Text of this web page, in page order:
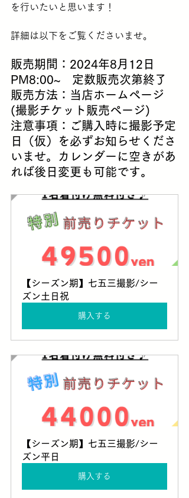
を行いたいと思います！
詳細は以下をご覧くださいませ。
販売期間：2024年8月12日
PM8:00~　定数販売次第終了
販売方法：当店ホームページ
(撮影チケット販売ページ)
注意事項：ご購入時に撮影予定
日（仮）を必ずお知らせくださ
いませ。カレンダーに空きがあ
れば後日変更も可能です。
【シーズン期】七五三撮影/シー
ズン土日祝
購入する
【シーズン期】七五三撮影/シー
ズン平日
購入する